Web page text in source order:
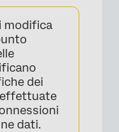
modifica
dei
effettuate
dati.